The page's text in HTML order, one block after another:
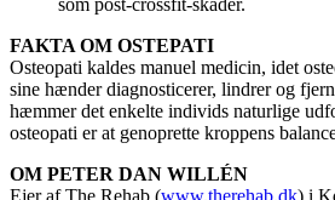
som post-crossfit-skader.
FAKTA OM OSTEPATI
Osteopati kaldes manuel medicin, idet
sine hænder diagnosticerer, lindrer og
hæmmer det enkelte individs naturlige
osteopati er at genoprette kroppens
OM PETER DAN WILLÉN
Ejer af The Rehab (www.therehab.dk) i